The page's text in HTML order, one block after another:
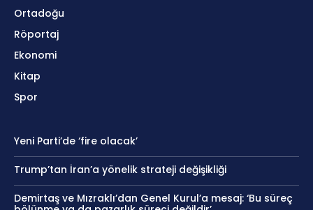
Ortadoğu
Röportaj
Ekonomi
Kitap
Spor
Yeni Parti’de ‘fire olacak’
Trump’tan İran’a yönelik strateji değişikliği
Demirtaş ve Mızraklı’dan Genel Kurul’a mesaj: ‘Bu süreç